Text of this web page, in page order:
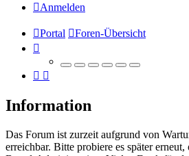
Anmelden
Portal Foren-Übersicht
Information
Das Forum ist zurzeit aufgrund von
erreichbar. Bitte probiere es später